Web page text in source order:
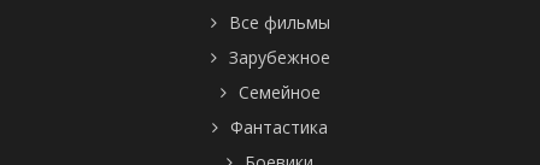
Все фильмы
Зарубежное
Семейное
Фантастика